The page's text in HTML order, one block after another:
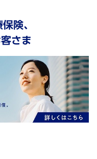
険、
さま